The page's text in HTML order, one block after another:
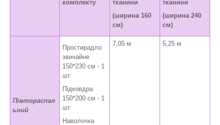
комплекту
тканини
(ширина 160
см)
тканини
(ширина 240
см)
Півтораспал
ьний
Простирадло
звичайне
150*230 см - 1
шт
Підковдра
150*200 см - 1
шт
Наволочка
7,05 м 5,25 м